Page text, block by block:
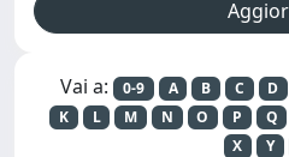
Vai a: 0-9 A B C D
K
L M N O P Q
X
Y